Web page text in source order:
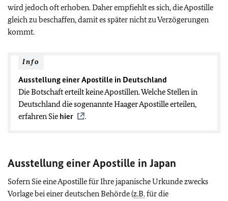
wird jedoch oft erhoben. Daher empfiehlt es sich, die Apostille
gleich zu beschaffen, damit es später nicht zu Verzögerungen
kommt.
Info
Ausstellung einer Apostille in Deutschland
Die Botschaft erteilt keine Apostillen. Welche Stellen in
Deutschland die sogenannte Haager Apostille erteilen,
erfahren Sie hier .
Ausstellung einer Apostille in Japan
Sofern Sie eine Apostille für Ihre japanische Urkunde zwecks
Vorlage bei einer deutschen Behörde (z.B.für die